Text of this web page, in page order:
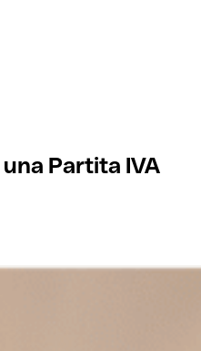
Partita IVA